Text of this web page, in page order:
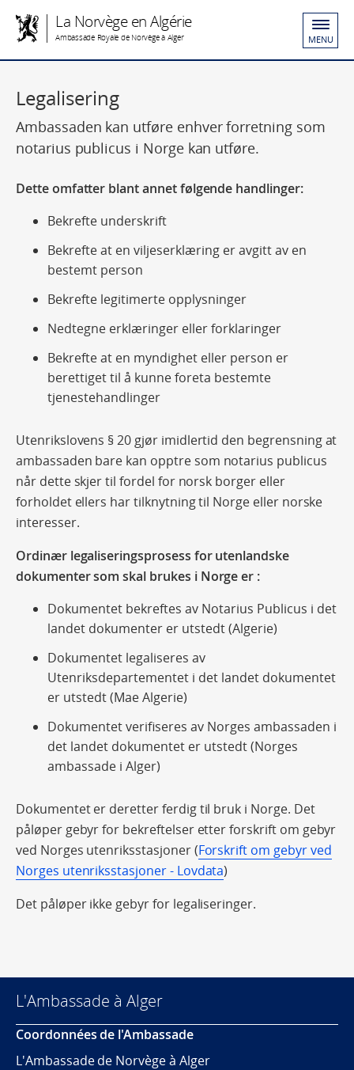
La Norvège en Algérie
Ambassade Royale de Norvège à Alger MENU
Legalisering
Ambassaden kan utføre enhver forretning som
notarius publicus i Norge kan utføre.
Dette omfatter blant annet følgende handlinger:
Bekrefte underskrift
Bekrefte at en viljeserklæring er avgitt av en
bestemt person
Bekrefte legitimerte opplysninger
Nedtegne erklæringer eller forklaringer
Bekrefte at en myndighet eller person er
berettiget til å kunne foreta bestemte
tjenestehandlinger
Utenrikslovens § 20 gjør imidlertid den begrensning at
ambassaden bare kan opptre som notarius publicus
når dette skjer til fordel for norsk borger eller
forholdet ellers har tilknytning til Norge eller norske
interesser.
Ordinær legaliseringsprosess for utenlandske
dokumenter som skal brukes i Norge er :
Dokumentet bekreftes av Notarius Publicus i det
landet dokumenter er utstedt (Algerie)
Dokumentet legaliseres av
Utenriksdepartementet i det landet dokumentet
er utstedt (Mae Algerie)
Dokumentet verifiseres av Norges ambassaden i
det landet dokumentet er utstedt (Norges
ambassade i Alger)
Dokumentet er deretter ferdig til bruk i Norge. Det
påløper gebyr for bekreftelser etter forskrift om gebyr
ved Norges utenriksstasjoner (Forskrift om gebyr ved
Norges utenriksstasjoner - Lovdata)
Det påløper ikke gebyr for legaliseringer.
L'Ambassade à Alger
Coordonnées de l'Ambassade
L'Ambassade de Norvège à Alger